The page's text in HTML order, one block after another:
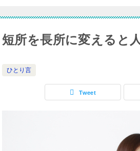
短所を長所に変えると
ひとり言
Tweet